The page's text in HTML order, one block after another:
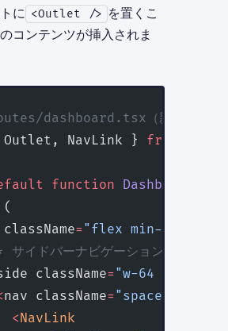
に <Outlet /> を置くこ
コンテンツが挿入されま
dashboard.tsx（親レイアウ
NavLink } from
function
(
= "flex min-h-
サイドバーナビゲーション */
className= "w-64 bg-
nav className= "space-y-2"
<
NavLink